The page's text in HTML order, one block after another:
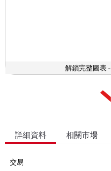
解鎖完整圖表 -
詳細資料 相關市場